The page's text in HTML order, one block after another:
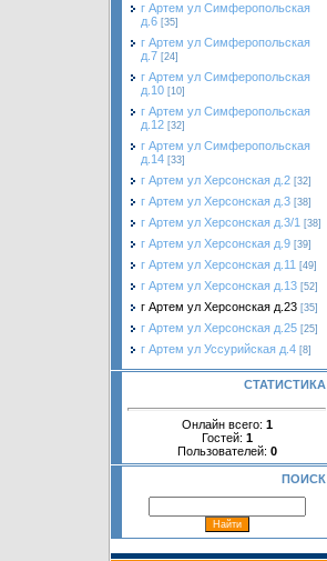
г Артем ул Симферопольская
д.6 [35]
г Артем ул Симферопольская
д.7 [24]
г Артем ул Симферопольская
д.10 [10]
г Артем ул Симферопольская
д.12 [32]
г Артем ул Симферопольская
д.14 [33]
г Артем ул Херсонская д.2 [32]
г Артем ул Херсонская д.3 [38]
г Артем ул Херсонская д.3/1 [38]
г Артем ул Херсонская д.9 [39]
г Артем ул Херсонская д.11 [49]
г Артем ул Херсонская д.13 [52]
г Артем ул Херсонская д.23 [35]
г Артем ул Херсонская д.25 [25]
г Артем ул Уссурийская д.4 [8]
СТАТИСТИКА
Онлайн всего: 1
Гостей: 1
Пользователей: 0
ПОИСК